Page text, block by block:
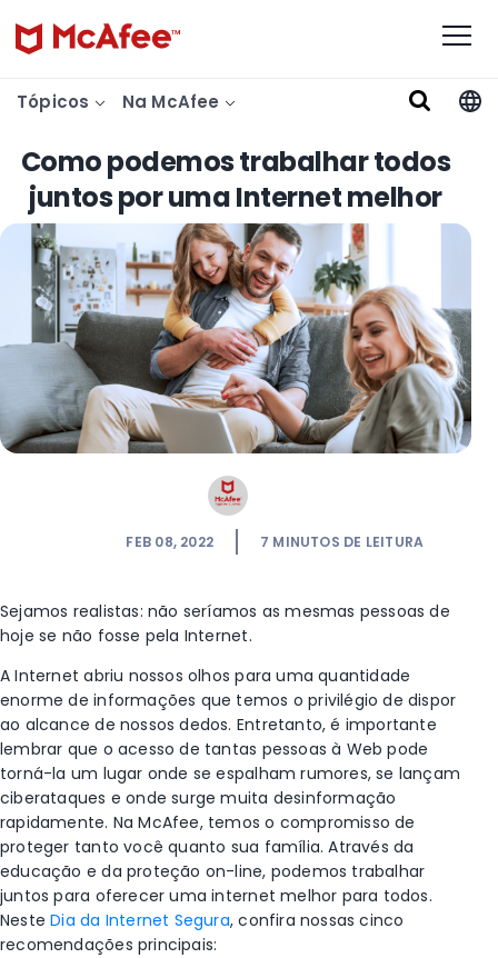
Tópicos Na McAfee
Como podemos trabalhar todos
juntos por uma Internet melhor
FEB 08, 2022 7 MINUTOS DE LEITURA
Sejamos realistas: não seríamos as mesmas pessoas de
hoje se não fosse pela Internet.
A Internet abriu nossos olhos para uma quantidade
enorme de informações que temos o privilégio de dispor
ao alcance de nossos dedos. Entretanto, é importante
lembrar que o acesso de tantas pessoas à Web pode
torná-la um lugar onde se espalham rumores, se lançam
ciberataques e onde surge muita desinformação
rapidamente. Na McAfee, temos o compromisso de
proteger tanto você quanto sua família. Através da
educação e da proteção on-line, podemos trabalhar
juntos para oferecer uma internet melhor para todos.
NesteDia da Internet Segura, confira nossas cinco
recomendações principais: